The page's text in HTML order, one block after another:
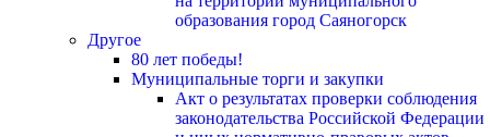
образования город Саяногорск
Другое
80 лет победы!
Муниципальные торги и закупки
Акт о результатах проверки соблюдения
законодательства Российской Федерации